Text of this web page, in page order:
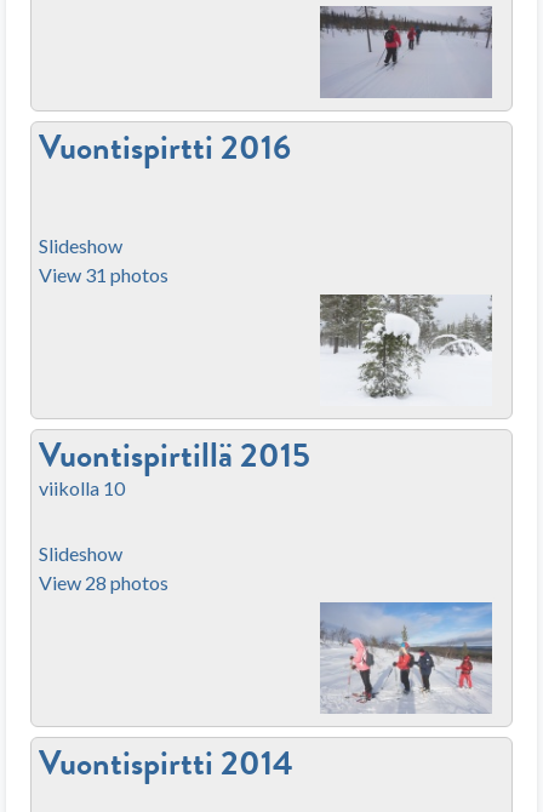
Vuontispirtti 2016
Slideshow
View 31 photos
Vuontispirtillä 2015
viikolla 10
Slideshow
View 28 photos
Vuontispirtti 2014